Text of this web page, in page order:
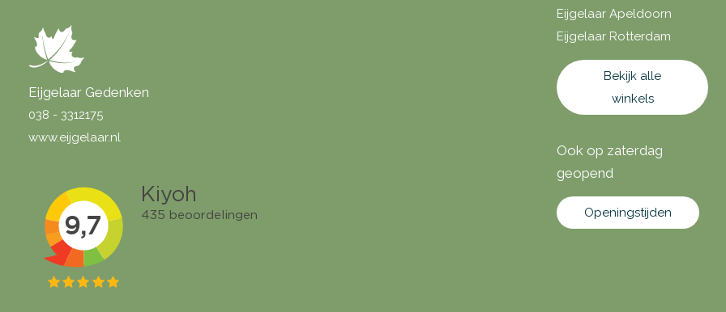
Eijgelaar Gedenken
038 - 3312175
www.eijgelaar.nl
Eijgelaar Apeldoorn
Eijgelaar Rotterdam
Bekijk alle
winkels
Ook op zaterdag
geopend
Openingstijden